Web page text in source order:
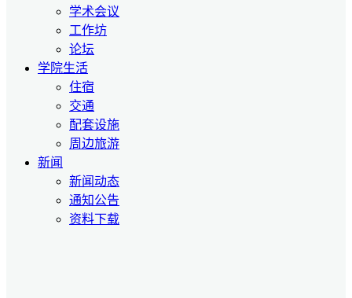
学术会议
工作坊
论坛
学院生活
住宿
交通
配套设施
周边旅游
新闻
新闻动态
通知公告
资料下载